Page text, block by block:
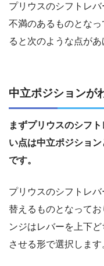
プリウスのシフトレ
不満のあるものとな
ると次のような点があ
中立ポジションが
まずプリウスのシフ
い点は中立ポジショ
です。
プリウスのシフトレ
替えるものとなって
ンジはレバーを上下
させる形で選択します